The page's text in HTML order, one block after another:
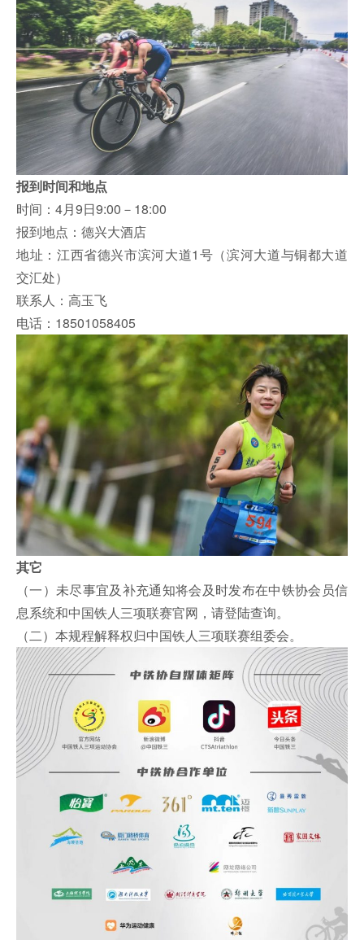
报到时间和地点
时间：4月9日9:00－18:00
报到地点：德兴大酒店
地址：江西省德兴市滨河大道1号（滨河大道与铜都大道
交汇处）
联系人：高玉飞
电话：18501058405
其它
（一）未尽事宜及补充通知将会及时发布在中铁协会员信
息系统和中国铁人三项联赛官网，请登陆查询。
（二）本规程解释权归中国铁人三项联赛组委会。